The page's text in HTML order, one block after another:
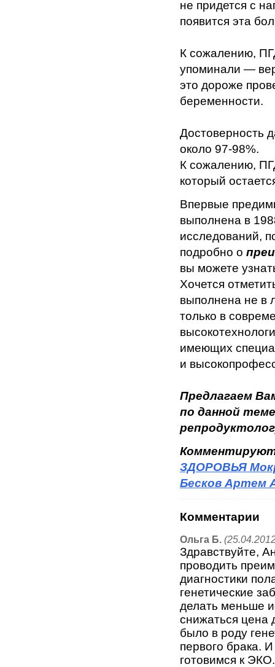
не придется с
появится эта
К сожалению,
упоминали —
это дороже
беременности.
Достоверность
около 97-98%.
К сожалению,
который
Впервые
выполнена в
исследований,
подробно о
вы можете
Хочется
выполнена не в
только в
имеющих
и
Предлагаем
по данной
ЗДОРОВЬЯ
Бесков Артем
Комментарии
Ольга Б.
Здравствуйте,
проводить
диагностики
генетические
делать меньше
снижаться цена
было в роду
первого брака.
готовимся к